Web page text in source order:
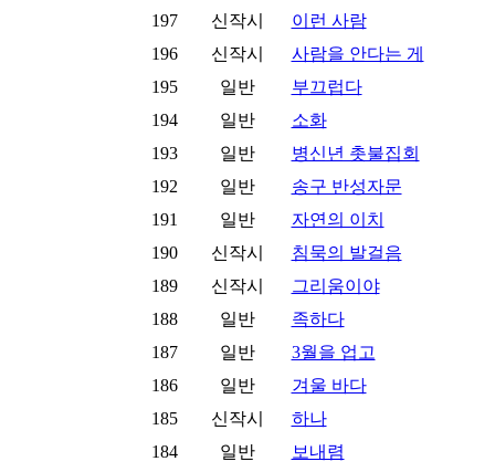
197
신작시
이런 사람
196
신작시
사람을 안다는 게
195
일반
부끄럽다
194
일반
소화
193
일반
병신년 촛불집회
192
일반
송구 반성자문
191
일반
자연의 이치
190
신작시
침묵의 발걸음
189
신작시
그리움이야
188
일반
족하다
187
일반
3월을 업고
186
일반
겨울 바다
185
신작시
하나
184
일반
보내렴